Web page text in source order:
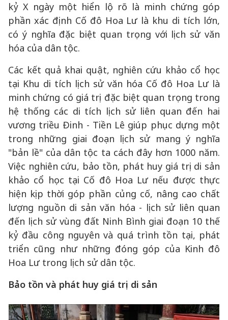
kỷ X ngày một hiển lộ rõ là minh chứng góp
phần xác định Cố đô Hoa Lư là khu di tích lớn,
có ý nghĩa đặc biệt quan trọng với lịch sử văn
hóa của dân tộc.
Các kết quả khai quật, nghiên cứu khảo cổ học
tại Khu di tích lịch sử văn hóa Cố đô Hoa Lư là
minh chứng có giá trị đặc biệt quan trọng trong
hệ thống các di tích lịch sử liên quan đến hai
vương triều Đinh - Tiền Lê giúp phục dựng một
trong những giai đoạn lịch sử mang ý nghĩa
"bản lề" của dân tộc ta cách đây hơn 1000 năm.
Việc nghiên cứu, bảo tồn, phát huy giá trị di sản
khảo cổ học tại Cố đô Hoa Lư nếu được thực
hiện kịp thời góp phần củng cố, nâng cao chất
lượng nguồn di sản văn hóa - lịch sử liên quan
đến lịch sử vùng đất Ninh Bình giai đoạn 10 thế
kỷ đầu công nguyên và quá trình tồn tại, phát
triển cũng như những đóng góp của Kinh đô
Hoa Lư trong lịch sử dân tộc.
Bảo tồn và phát huy giá trị di sản